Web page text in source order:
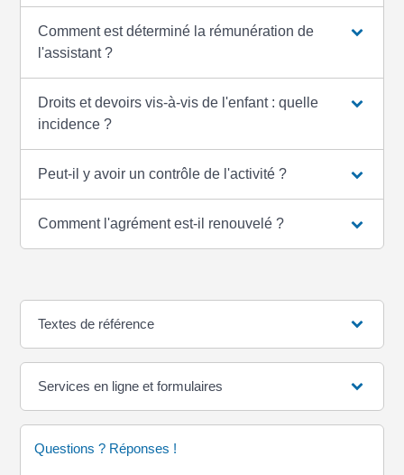
Comment est déterminé la rémunération de
l'assistant ?
Droits et devoirs vis-à-vis de l'enfant : quelle
incidence ?
Peut-il y avoir un contrôle de l'activité ?
Comment l'agrément est-il renouvelé ?
Textes de référence
Services en ligne et formulaires
Questions ? Réponses !